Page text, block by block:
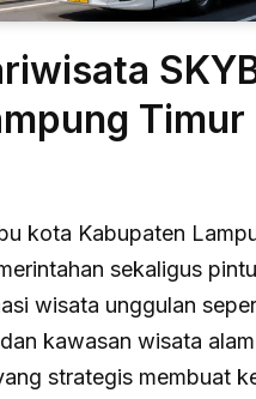
Timur
kota Kabupaten
sekaligus
wisata unggulan
kawasan wisata
strategis membuat